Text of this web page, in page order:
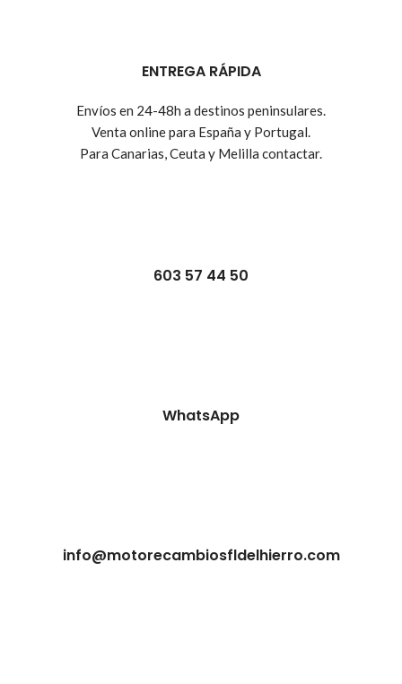
ENTREGA RÁPIDA
Envíos en 24-48h a destinos peninsulares.
Venta online para España y Portugal.
Para Canarias, Ceuta y Melilla contactar.
603 57 44 50
WhatsApp
info@motorecambiosfldelhierro.com